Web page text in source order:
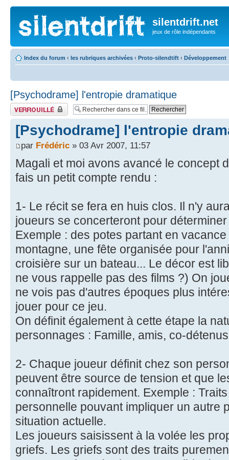
silentdrift.net
jeux de rôle indépendants
Index du forum ‹ les rubriques archivées ‹ Proto-silendtift ‹ Développement
[Psychodrame] l'entropie dramatique
Fil verrouillé
[Psychodrame] l'entropie
par Frédéric » 03 Avr 2007, 11:57
Magali et moi avons avancé le concept
fais un petit compte rendu :
1- Le récit se fera en huis clos. Il n'y
joueurs se concerteront pour
Exemple : des potes partant en
montagne, une fête organisée pour
croisière sur un bateau... Le décor est
ne vous rappelle pas des films ?) On
ne vois pas d'autres époques plus
jouer pour ce jeu.
On définit également à cette étape la
personnages : Famille, amis, co-
2- Chaque joueur définit chez son
peuvent être source de tension et que
connaîtront rapidement. Exemple :
personnelle pouvant impliquer un autre
situation actuelle.
Les joueurs saisissent à la volée les
griefs. Les griefs sont des traits